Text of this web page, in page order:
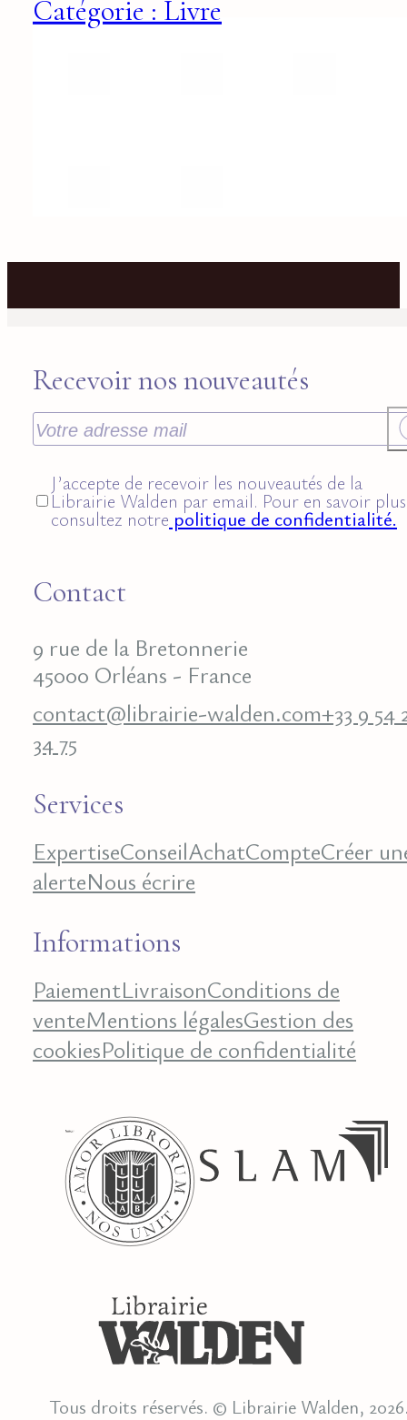
Catégorie : Livre
Recevoir nos nouveautés
J’accepte de recevoir les nouveautés de la
Librairie Walden par email. Pour en savoir
consultez notre politique de confidentialité.
Contact
9 rue de la Bretonnerie
45000 Orléans - France
contact@librairie-walden.com+33 9 54
34 75
Services
ExpertiseConseilAchatCompteCréer
alerteNous écrire
Informations
PaiementLivraisonConditions de
venteMentions légalesGestion des
cookiesPolitique de confidentialité
Tous droits réservés. © Librairie Walden,